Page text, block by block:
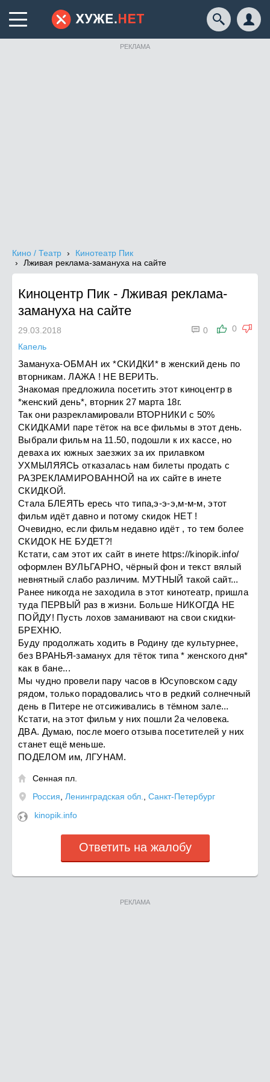
РЕКЛАМА
Кино / Театр
Кинотеатр Пик
Лживая реклама-замануха на сайте
Киноцентр Пик - Лживая реклама-
замануха на сайте
0
 0
29.03.2018
Капель
Замануха-ОБМАН их *СКИДКИ* в женский день по
вторникам. ЛАЖА ! НЕ ВЕРИТЬ.
Знакомая предложила посетить этот киноцентр в
*женский день*, вторник 27 марта 18г.
Так они разрекламировали ВТОРНИКИ с 50%
СКИДКАМИ паре тёток на все фильмы в этот день.
Выбрали фильм на 11.50, подошли к их кассе, но
деваха их южных заезжих за их прилавком
УХМЫЛЯЯСЬ отказалась нам билеты продать с
РАЗРЕКЛАМИРОВАННОЙ на их сайте в инете
СКИДКОЙ.
Стала БЛЕЯТЬ ересь что типа,э-э-э,м-м-м, этот
фильм идёт давно и потому скидок НЕТ !
Очевидно, если фильм недавно идёт , то тем более
СКИДОК НЕ БУДЕТ?!
Кстати, сам этот их сайт в инете https://kinopik.info/
оформлен ВУЛЬГАРНО, чёрный фон и текст вялый
невнятный слабо различим. МУТНЫЙ такой сайт...
Ранее никогда не заходила в этот кинотеатр, пришла
туда ПЕРВЫЙ раз в жизни. Больше НИКОГДА НЕ
ПОЙДУ! Пусть лохов заманивают на свои скидки-
БРЕХНЮ.
Буду продолжать ходить в Родину где культурнее,
без ВРАНЬЯ-заманух для тёток типа * женского дня*
как в бане...
Мы чудно провели пару часов в Юсуповском саду
рядом, только порадовались что в редкий солнечный
день в Питере не отсиживались в тёмном зале...
Кстати, на этот фильм у них пошли 2а человека.
ДВА. Думаю, после моего отзыва посетителей у них
станет ещё меньше.
ПОДЕЛОМ им, ЛГУНАМ.

Сенная пл.
Россия
Ленинградская обл.
Санкт-Петербург
kinopik.info
Ответить на жалобу
РЕКЛАМА